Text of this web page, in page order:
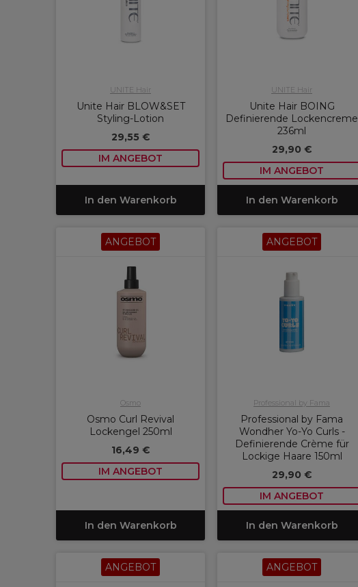
UNITE Hair
Unite Hair BLOW&SET
Styling-Lotion
29,55 €
IM ANGEBOT
In den Warenkorb
UNITE Hair
Unite Hair BOING
Definierende Lockencreme
236ml
29,90 €
IM ANGEBOT
In den Warenkorb
ANGEBOT
Osmo
Osmo Curl Revival
Lockengel 250ml
16,49 €
IM ANGEBOT
In den Warenkorb
ANGEBOT
Professional by Fama
Professional by Fama
Wondher Yo-Yo Curls -
Definierende Crème für
Lockige Haare 150ml
29,90 €
IM ANGEBOT
In den Warenkorb
ANGEBOT ANGEBOT